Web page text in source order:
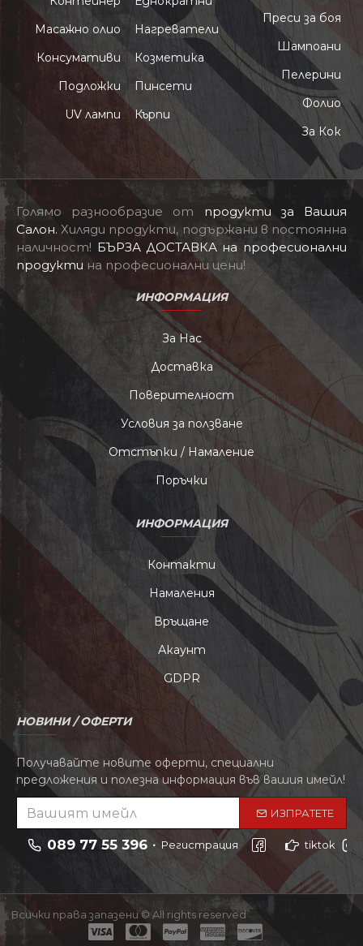
Масажно олио
Консумативи
Подложки
UV лампи
Нагреватели
Козметика
Пинсети
Кърпи
Преси за боя
Шампоани
Пелерини
Фолио
За Кок
Голямо разнообразие от продукти за Вашия
Салон.Хиляди продукти, подържани в постоянна
наличност! БЪРЗА ДОСТАВКА на професионални
продукти на професионални цени!
ИНФОРМАЦИЯ
За Нас
Доставка
Поверителност
Условия за ползване
Отстъпки / Намаление
Поръчки
ИНФОРМАЦИЯ
Контакти
Намаления
Връщане
Акаунт
GDPR
НОВИНИ / ОФЕРТИ
Получавайте новите оферти, специални
предложения и полезна информация във вашия имейл!
ИЗПРАТЕТЕ
089 77 55 396 Регистрация tiktok
Всички права запазени © All rights reserved